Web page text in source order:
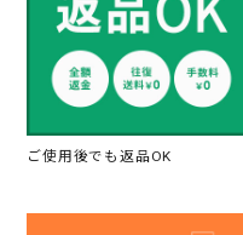
ご使用後でも返品OK